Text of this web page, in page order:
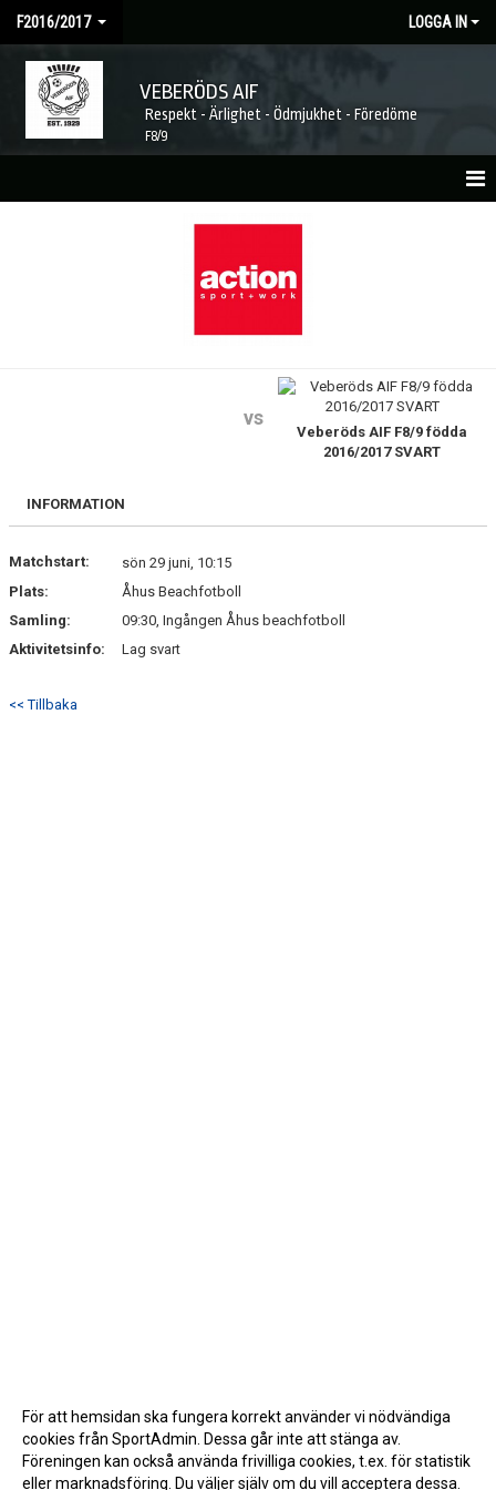
F2016/2017 LOGGA IN
VEBERÖDS AIF
Respekt - Ärlighet - Ödmjukhet - Föredöme
F8/9
DOKUMENT
KONTAKT
vs
Veberöds AIF F8/9 födda
2016/2017 SVART
INFORMATION
Matchstart:
sön 29 juni, 10:15
Plats:
Åhus Beachfotboll
Samling:
09:30, Ingången Åhus beachfotboll
Aktivitetsinfo:
Lag svart
<< Tillbaka
För att hemsidan ska fungera korrekt använder vi nödvändiga
cookies från SportAdmin. Dessa går inte att stänga av.
Föreningen kan också använda frivilliga cookies, t.ex. för statistik
eller marknadsföring. Du väljer själv om du vill acceptera dessa.